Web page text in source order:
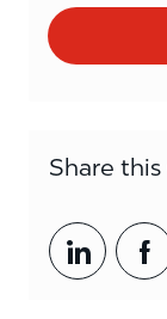
Share
Share